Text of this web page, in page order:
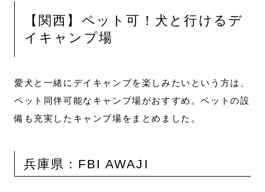
【関西】ペット可！犬と行けるデ
イキャンプ場
愛犬と一緒にデイキャンプを楽しみたいという方は、
ペット同伴可能なキャンプ場がおすすめ。ペットの設
備も充実したキャンプ場をまとめました。
兵庫県：FBI AWAJI